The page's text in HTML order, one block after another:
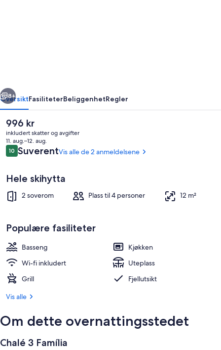
8+
OversiktFasiliteterBeliggenhetRegler
Den
nåværende
prisen
er
996 kr
996 kr
inkludert skatter og avgifter
11. aug.–12. aug.
Anmeldelser
1010 av 10 –
SuverentVis alle de 2 anmeldelsene
Hele skihytta
2 soverom Plass til 4 personer 12 m²
Populære fasiliteter
Basseng
Kjøkken
Wi-fi inkludert
Uteplass
Grill
Fjellutsikt
Vis alle
Om dette overnattingsstedet
Chalé 3 Família